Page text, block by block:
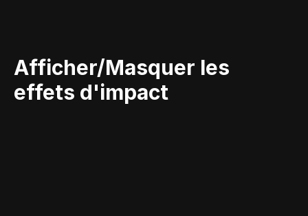
Afficher/Masquer les
effets d'impact